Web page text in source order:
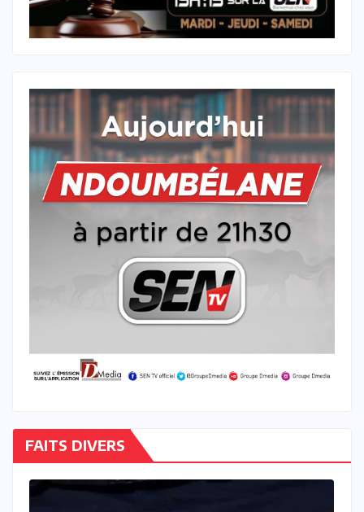
FAITS DIVERS